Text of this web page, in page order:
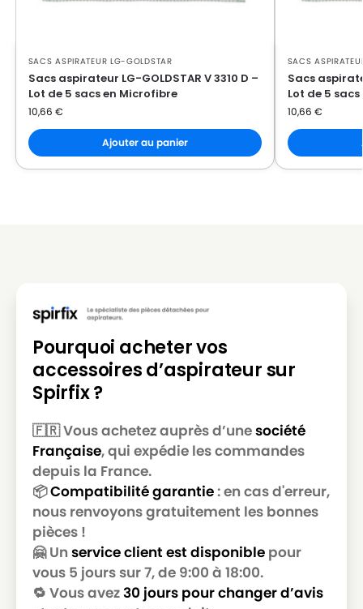
LG-
GOLDSTAR
LG-GOLDSTAR PASSION 4200
LG-
GOLDSTAR
LG-GOLDSTAR REY (Série)
LG-
GOLDSTAR
LG-GOLDSTAR T 2700
LG-
GOLDSTAR
LG-GOLDSTAR T 2750
LG-
GOLDSTAR
LG-
GOLDSTAR
LG-GOLDSTAR T 2950
LG-
GOLDSTAR
LG-GOLDSTAR T 2990
LG-
GOLDSTAR
LG-GOLDSTAR T 3800
LG-
LG-GOLDSTAR T 3900
SACS ASPIRATEUR LG-GOLDSTAR
Sacs aspirateur LG-GOLDSTAR V 3310 D –
Lot de 5 sacs en Microfibre
10,66 €
Ajouter au panier
SACS
Sacs
Lot de 5
10,66 €
Pourquoi acheter vos
accessoires d’aspirateur sur
Spirfix ?
🇫🇷 Vous achetez auprès d’unesociété
Française, qui expédie les commandes
depuis la France.
📦Compatibilité garantie: en cas d'erreur,
nous renvoyons gratuitement les bonnes
pièces !
🤗 Un service client est disponible pour
vous 5 jours sur 7, de 9:00 à 18:00.
🔁 Vous avez30 jours pour changer d’avis